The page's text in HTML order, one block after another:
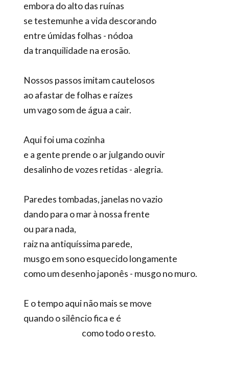
embora do alto das ruínas
se testemunhe a vida descorando
entre úmidas folhas - nódoa
da tranquilidade na erosão.
Nossos passos imitam cautelosos
ao afastar de folhas e raízes
um vago som de água a cair.
Aqui foi uma cozinha
e a gente prende o ar julgando ouvir
desalinho de vozes retidas - alegria.
Paredes tombadas, janelas no vazio
dando para o mar à nossa frente
ou para nada,
raiz na antiquíssima parede,
musgo em sono esquecido longamente
como um desenho japonês - musgo no muro.
E o tempo aqui não mais se move
quando o silêncio fica e é
como todo o resto.